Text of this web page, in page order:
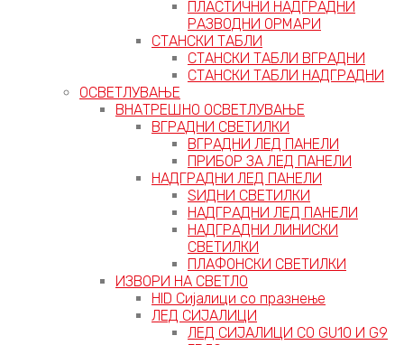
ПЛАСТИЧНИ НАДГРАДНИ
РАЗВОДНИ ОРМАРИ
СТАНСКИ ТАБЛИ
СТАНСКИ ТАБЛИ ВГРАДНИ
СТАНСКИ ТАБЛИ НАДГРАДНИ
ОСВЕТЛУВАЊЕ
ВНАТРЕШНО ОСВЕТЛУВАЊЕ
ВГРАДНИ СВЕТИЛКИ
ВГРАДНИ ЛЕД ПАНЕЛИ
ПРИБОР ЗА ЛЕД ПАНЕЛИ
НАДГРАДНИ ЛЕД ПАНЕЛИ
ЅИДНИ СВЕТИЛКИ
НАДГРАДНИ ЛЕД ПАНЕЛИ
НАДГРАДНИ ЛИНИСКИ
СВЕТИЛКИ
ПЛАФОНСКИ СВЕТИЛКИ
ИЗВОРИ НА СВЕТЛО
HID Сијалици со празнење
ЛЕД СИЈАЛИЦИ
ЛЕД СИЈАЛИЦИ СО GU10 И G9